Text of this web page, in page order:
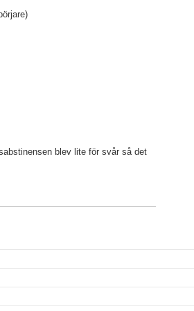
blev lite för svår så det